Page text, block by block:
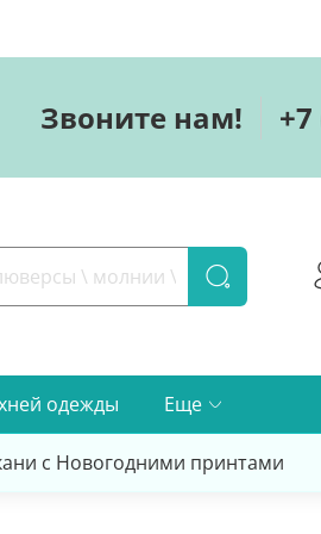
Звоните нам!
одежды Еще
с Новогодними принтами